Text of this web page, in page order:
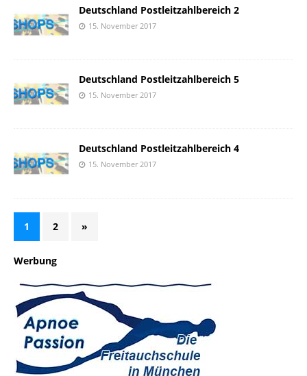
Deutschland Postleitzahlbereich 2
15. November 2017
Deutschland Postleitzahlbereich 5
15. November 2017
Deutschland Postleitzahlbereich 4
15. November 2017
1 2 »
Werbung